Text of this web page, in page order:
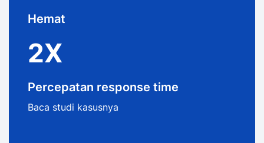
Hemat
2X
Percepatan response time
Baca studi kasusnya